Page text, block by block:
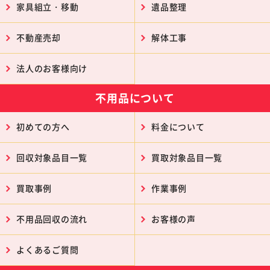
家具組立・移動 遺品整理
不動産売却 解体工事
法人のお客様向け
不用品について
初めての方へ 料金について
回収対象品目一覧 買取対象品目一覧
買取事例 作業事例
不用品回収の流れ お客様の声
よくあるご質問